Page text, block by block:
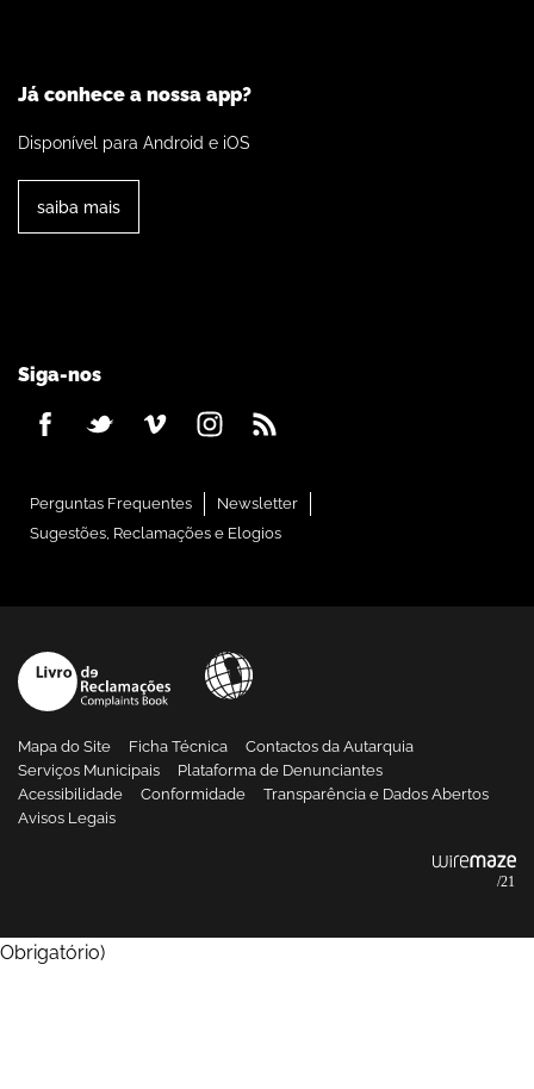
Já conhece a nossa app?
Disponível para Android e iOS
saiba mais
Siga-nos
Perguntas Frequentes
Newsletter
Sugestões, Reclamações e Elogios
Mapa do Site Ficha Técnica
Contactos da Autarquia
Serviços Municipais
Plataforma de Denunciantes
Acessibilidade
Conformidade
Transparência e Dados Abertos
Avisos Legais
Obrigatório)